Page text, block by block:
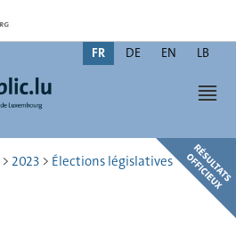
Changer
FR DE EN LB
> 2023 > Élections législatives